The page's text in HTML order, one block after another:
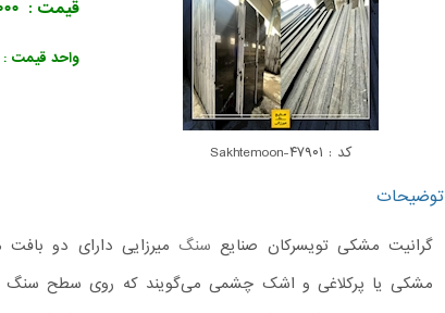
کد : Sakhtemoon-۴۷۹۰۱
قیمت :
واحد قیمت :
توضیحات
گرانیت مشکی تویسرکان صنایع سنگمیرزایی دارای دو
مشکی یا پرکلاغی و اشک چشمی می‌گویند که روی سطح سنگ